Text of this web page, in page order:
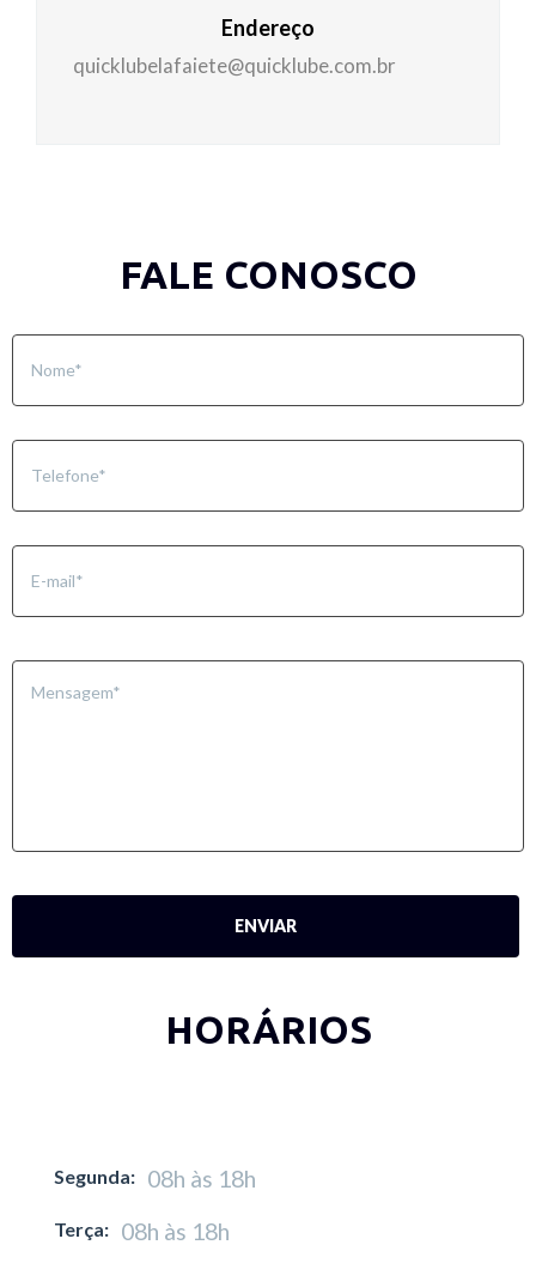
Endereço
quicklubelafaiete@quicklube.com.br
FALE CONOSCO
Nome *
Telefone *
E-
HORÁRIOS
Segunda: 08h às 18h
Terça: 08h às 18h